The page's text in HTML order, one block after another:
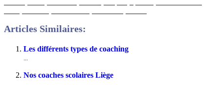
Articles Similaires:
Les différents types de coaching
Nos coaches scolaires Liège